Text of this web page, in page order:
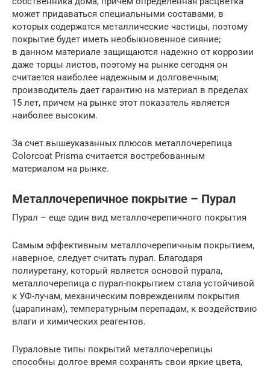
может придаваться специальными составами, в
которых содержатся металлические частицы, поэтому
покрытие будет иметь необыкновенное сияние;
в данном материале защищаются надежно от коррозии
даже торцы листов, поэтому на рынке сегодня он
считается наиболее надежным и долговечным;
производитель дает гарантию на материал в пределах
15 лет, причем на рынке этот показатель является
наиболее высоким.
За счет вышеуказанных плюсов металлочерепица
Colorcoat Prisma считается востребованным
материалом на рынке.
Металлочерепичное покрытие – Пурал
Пурал – еще один вид металлочерепичного покрытия
Самым эффективным металлочерепичным покрытием,
наверное, следует считать пурал. Благодаря
полиуретану, который является основой пурала,
металлочерепица с пурал-покрытием стала устойчивой
к УФ-лучам, механическим повреждениям покрытия
(царапинам), температурным перепадам, к воздействию
влаги и химических реагентов.
Пураловые типы покрытий металлочерепицы
способны долгое время сохранять свои яркие цвета,